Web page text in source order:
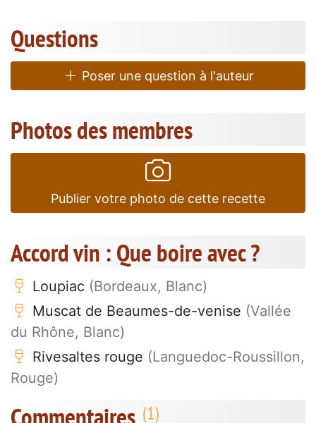
Questions
Poser une question à l'auteur
Photos des membres
Publier votre photo de cette recette
Accord vin : Que boire avec ?
Loupiac (Bordeaux, Blanc)
Muscat de Beaumes-de-venise (Vallée
du Rhône, Blanc)
Rivesaltes rouge (Languedoc-Roussillon,
Rouge)